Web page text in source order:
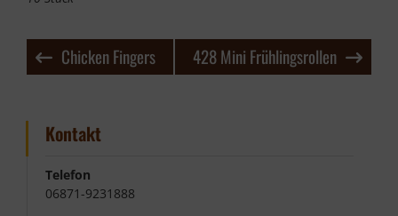
Beitragsnavigation
Chicken Fingers 428 Mini Frühlingsrollen
Kontakt
Telefon
06871-9231888